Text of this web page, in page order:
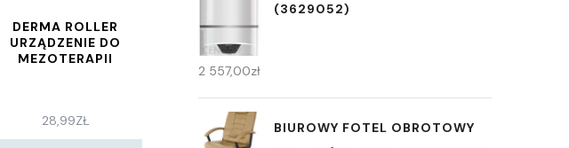
DERMA ROLLER
URZĄDZENIE DO
MEZOTERAPII
28,99ZŁ
(3629052)
2 557,00zł
BIUROWY FOTEL OBROTOWY